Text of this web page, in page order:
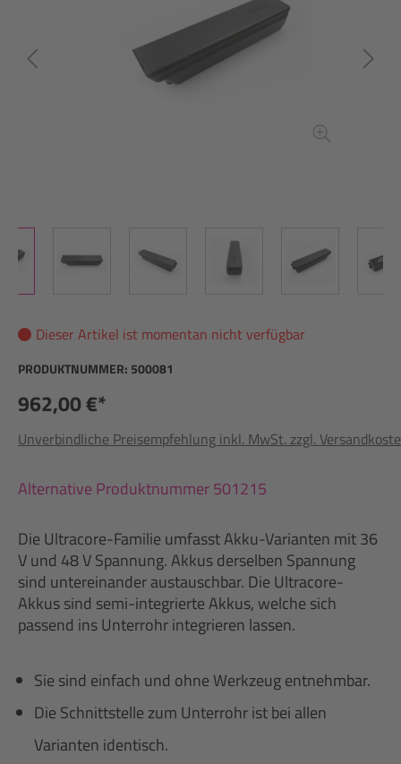
Dieser Artikel ist momentan nicht verfügbar
PRODUKTNUMMER: 500081
962,00 €*
Unverbindliche Preisempfehlung inkl. MwSt. zzgl.
Alternative Produktnummer 501215
Die Ultracore-Familie umfasst Akku-Varianten mit 36
V und 48 V Spannung. Akkus derselben Spannung
sind untereinander austauschbar. Die Ultracore-
Akkus sind semi-integrierte Akkus, welche sich
passend ins Unterrohr integrieren lassen.
Sie sind einfach und ohne Werkzeug entnehmbar.
Die Schnittstelle zum Unterrohr ist bei allen
Varianten identisch.